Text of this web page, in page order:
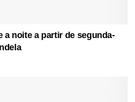
a noite a partir de segunda-